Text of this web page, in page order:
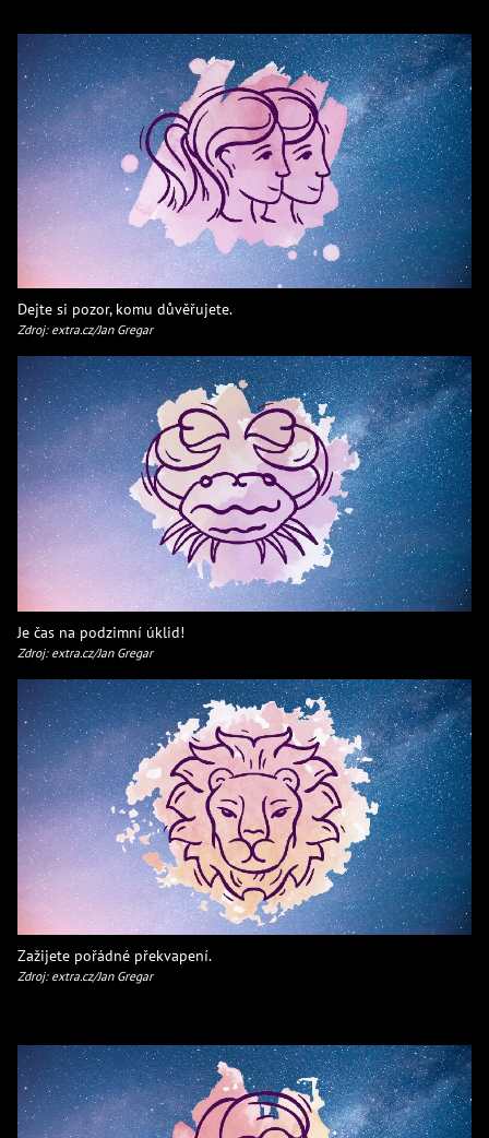
Dejte si pozor, komu důvěřujete.
Zdroj: extra.cz/Jan Gregar
Je čas na podzimní úklid!
Zdroj: extra.cz/Jan Gregar
Zažijete pořádné překvapení.
Zdroj: extra.cz/Jan Gregar